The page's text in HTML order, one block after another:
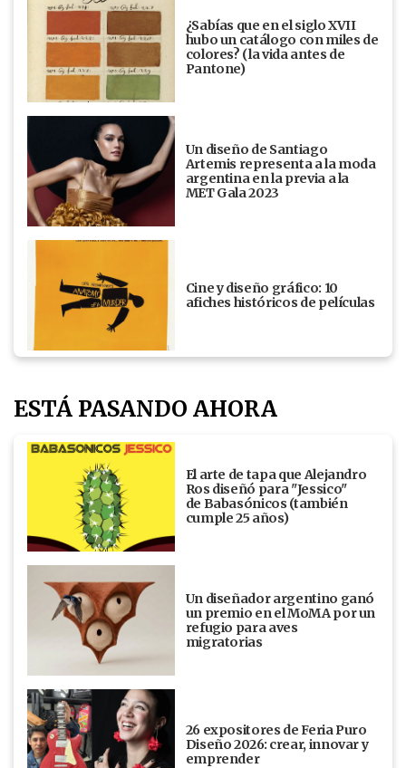
¿Sabías que en el siglo XVII
hubo un catálogo con miles de
colores? (la vida antes de
Pantone)
Un diseño de Santiago
Artemis representa a la moda
argentina en la previa a la
MET Gala 2023
Cine y diseño gráfico: 10
afiches históricos de películas
ESTÁ PASANDO AHORA
El arte de tapa que Alejandro
Ros diseñó para "Jessico"
de Babasónicos (también
cumple 25 años)
Un diseñador argentino ganó
un premio en el MoMA por un
refugio para aves
migratorias
26 expositores de Feria Puro
Diseño 2026: crear, innovar y
emprender